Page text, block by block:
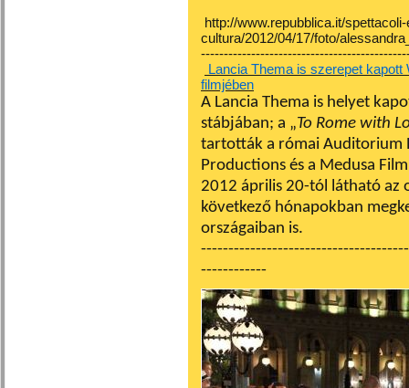
http://www.repubblica.it/spettacoli-
cultura/2012/04/17/foto/
Lancia Thema is szerepet kapott
filmjében
A Lancia Thema is helyet
stábjában; a „To Rome with
tartották a római Auditorium
Productions és a Medusa
2012 április 20-tól látható az
következő hónapokban
országaiban is.
------------